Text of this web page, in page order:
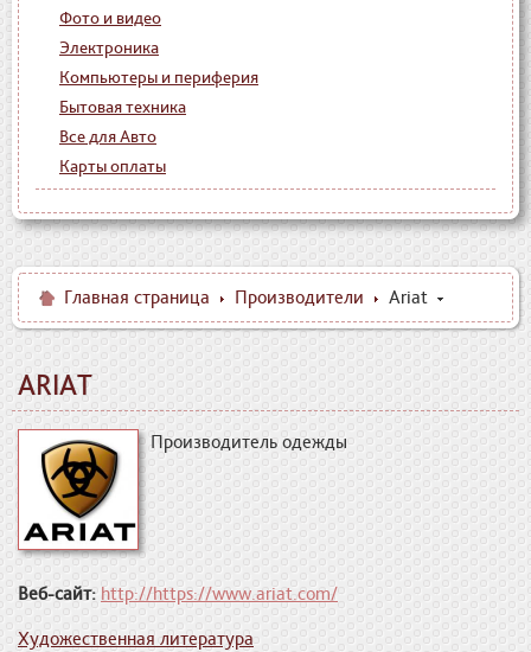
Фото и видео
Электроника
Компьютеры и периферия
Бытовая техника
Все для Авто
Карты оплаты
Главная страница Производители Ariat
ARIAT
Производитель одежды
Веб-сайт: http://https://www.ariat.com/
Художественная литература